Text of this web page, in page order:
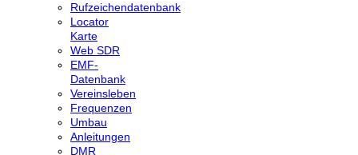
Rufzeichendatenbank
Locator
Karte
Web SDR
EMF-
Datenbank
Vereinsleben
Frequenzen
Umbau
Anleitungen
DMR